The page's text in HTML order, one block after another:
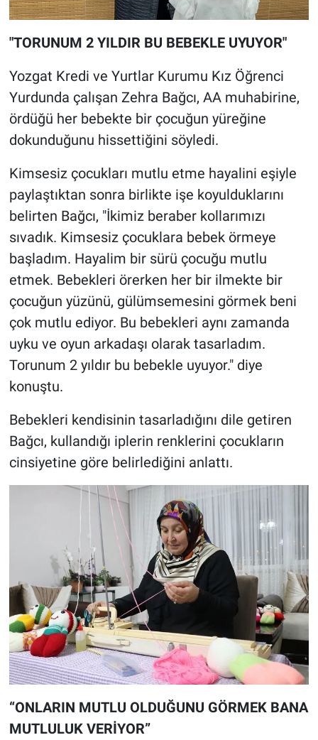
"TORUNUM 2 YILDIR BU BEBEKLE UYUYOR"
Yozgat Kredi ve Yurtlar Kurumu Kız Öğrenci
Yurdunda çalışan Zehra Bağcı, AA muhabirine,
ördüğü her bebekte bir çocuğun yüreğine
dokunduğunu hissettiğini söyledi.
Kimsesiz çocukları mutlu etme hayalini eşiyle
paylaştıktan sonra birlikte işe koyulduklarını
belirten Bağcı, "İkimiz beraber kollarımızı
sıvadık. Kimsesiz çocuklara bebek örmeye
başladım. Hayalim bir sürü çocuğu mutlu
etmek. Bebekleri örerken her bir ilmekte bir
çocuğun yüzünü, gülümsemesini görmek beni
çok mutlu ediyor. Bu bebekleri aynı zamanda
uyku ve oyun arkadaşı olarak tasarladım.
Torunum 2 yıldır bu bebekle uyuyor." diye
konuştu.
Bebekleri kendisinin tasarladığını dile getiren
Bağcı, kullandığı iplerin renklerini çocukların
cinsiyetine göre belirlediğini anlattı.
“ONLARIN MUTLU OLDUĞUNU GÖRMEK BANA
MUTLULUK VERİYOR”